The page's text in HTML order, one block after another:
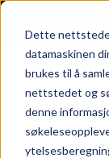
Dette
datamaskinen
brukes til å
nettstedet og
denne
Tag: